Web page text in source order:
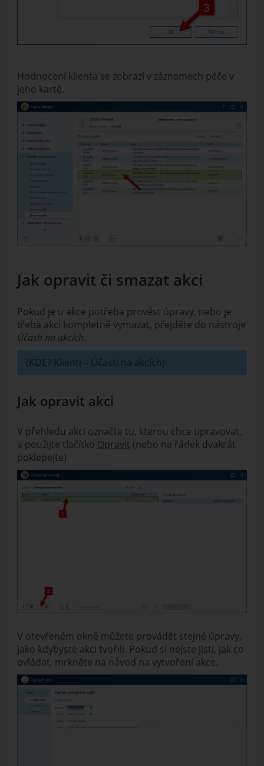
Hodnocení klienta se zobrazí v záznamech péče v
jeho kartě.
Jak opravit či smazat akci
Pokud je u akce potřeba provést úpravy, nebo je
třeba akci kompletně vymazat, přejděte do nástroje
Účasti na akcích.
(KDE? Klienti – Účasti na akcích)
Jak opravit akci
V přehledu akci označte tu, kterou chce upravovat,
a použijte tlačítko Opravit (nebo na řádek dvakrát
poklepejte)
V otevřeném okně můžete provádět stejné úpravy,
jako kdybyste akci tvořili. Pokud si nejste jisti, jak co
ovládat, mrkněte na návod na vytvoření akce.